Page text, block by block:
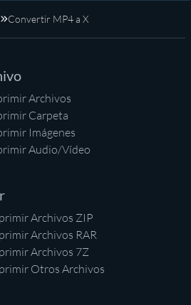
Convertir MP4 a X
Archivos
Carpeta
Imágenes
Audio/Vídeo
Archivos ZIP
Archivos RAR
Archivos 7Z
Otros Archivos